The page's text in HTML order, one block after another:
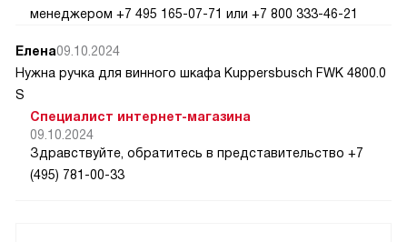
кто ценит качество и удобство в кулинарии.
менеджером +7 495 165-07-71 или +7 800 333-46-21
Елена09.10.2024
Нужна ручка для винного шкафа Kuppersbusch FWK 4800.0
S
Специалист интернет-магазина
09.10.2024
Здравствуйте, обратитесь в представительство +7
(495) 781-00-33